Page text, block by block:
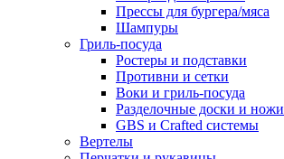
Прессы для бургера/мяса
Шампуры
Гриль-посуда
Ростеры и подставки
Противни и сетки
Воки и гриль-посуда
Разделочные доски и ножи
GBS и Crafted системы
Вертелы